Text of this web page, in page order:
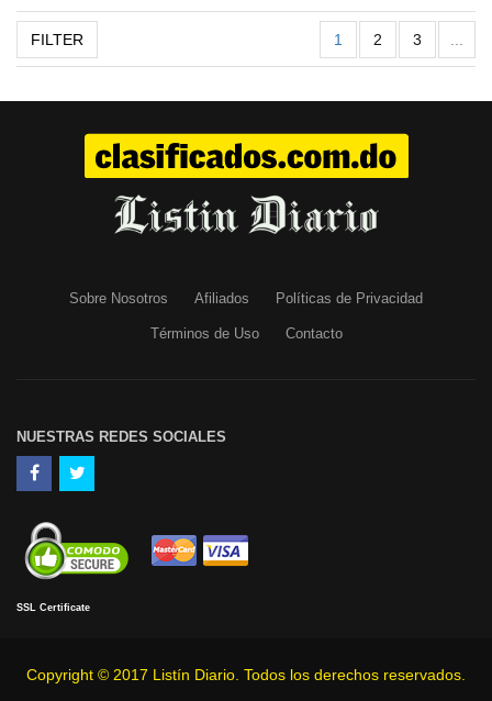
FILTER 1 2 3
Sobre Nosotros Afiliados Políticas de Privacidad
Términos de Uso Contacto
NUESTRAS REDES SOCIALES
SSL Certificate
Copyright © 2017 Listín Diario. Todos los derechos reservados.